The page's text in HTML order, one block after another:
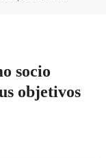
socio
objetivos